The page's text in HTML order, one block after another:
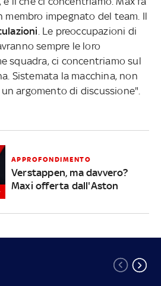
membro impegnato del team. Il
. Le preoccupazioni di
sempre le loro
squadra, ci concentriamo sul
Sistemata la macchina, non
argomento di discussione".
APPROFONDIMENTO
Verstappen, ma davvero?
Maxi offerta dall'Aston